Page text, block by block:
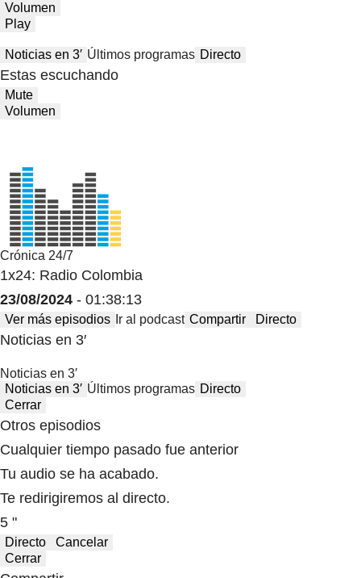
Volumen
Play
Noticias en 3′ Últimos programas Directo
Estas escuchando
Mute
Volumen
Crónica 24/7
1x24: Radio Colombia
23/08/2024 - 01:38:13
Ver más episodios Ir al podcast Compartir Directo
Noticias en 3′
Noticias en 3′
Noticias en 3′ Últimos programas Directo
Cerrar
Otros episodios
Cualquier tiempo pasado fue anterior
Tu audio se ha acabado.
Te redirigiremos al directo.
5 "
Directo
Cancelar
Cerrar